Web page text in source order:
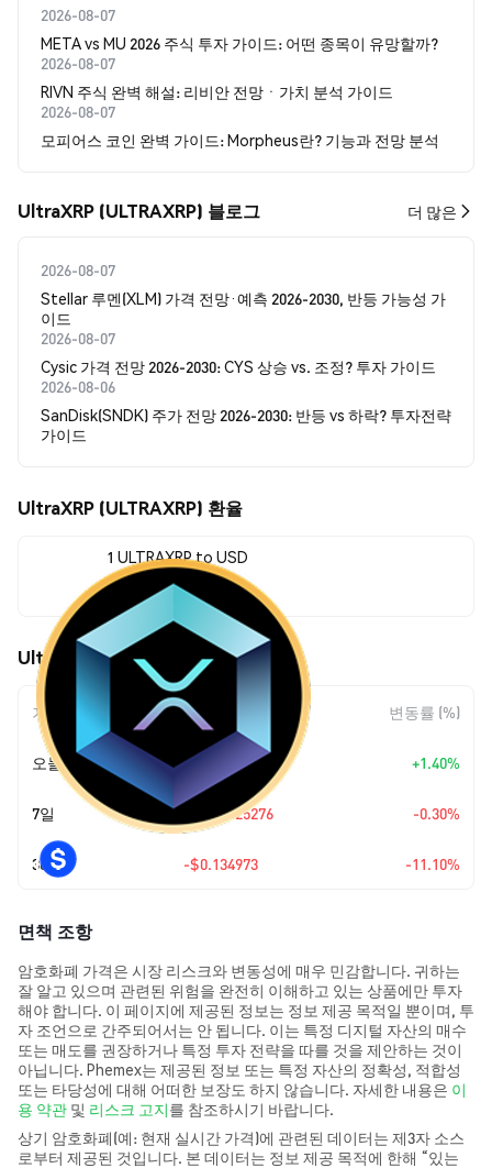
2026-08-07
META vs MU 2026 주식 투자 가이드: 어떤 종목이 유망할까?
2026-08-07
RIVN 주식 완벽 해설: 리비안 전망ㆍ가치 분석 가이드
2026-08-07
모피어스 코인 완벽 가이드: Morpheus란? 기능과 전망 분석
UltraXRP (ULTRAXRP) 블로그 더 많은
2026-08-07
Stellar 루멘(XLM) 가격 전망·예측 2026-2030, 반등 가능성 가
이드
2026-08-07
Cysic 가격 전망 2026-2030: CYS 상승 vs. 조정? 투자 가이드
2026-08-06
SanDisk(SNDK) 주가 전망 2026-2030: 반등 vs 하락? 투자전략
가이드
UltraXRP (ULTRAXRP) 환율
1 ULTRAXRP to USD
$1.08
UltraXRP (ULTRAXRP) 가격 움직임
기간 변동 폭 변동률 (%)
오늘 +$0.014925 +1.40%
7일 $-0.00325276 -0.30%
30일 -$0.134973 -11.10%
면책 조항
암호화폐 가격은 시장 리스크와 변동성에 매우 민감합니다. 귀하는
잘 알고 있으며 관련된 위험을 완전히 이해하고 있는 상품에만 투자
해야 합니다. 이 페이지에 제공된 정보는 정보 제공 목적일 뿐이며, 투
자 조언으로 간주되어서는 안 됩니다. 이는 특정 디지털 자산의 매수
또는 매도를 권장하거나 특정 투자 전략을 따를 것을 제안하는 것이
아닙니다. Phemex는 제공된 정보 또는 특정 자산의 정확성, 적합성
또는 타당성에 대해 어떠한 보장도 하지 않습니다. 자세한 내용은 이
용 약관 및 리스크 고지를 참조하시기 바랍니다.
상기 암호화폐(예: 현재 실시간 가격)에 관련된 데이터는 제3자 소스
로부터 제공된 것입니다. 본 데이터는 정보 제공 목적에 한해 “있는